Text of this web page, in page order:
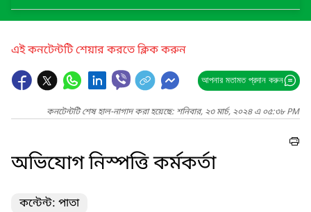
এই কনটেন্টটি শেয়ার করতে ক্লিক করুন
আপনার মতামত প্রদান করুন
কনটেন্টটি শেষ হাল-নাগাদ করা হয়েছে: শনিবার, ২৩ মার্চ, ২০২৪ এ ০৫:৩৮ PM
অভিযোগ নিস্পত্তি কর্মকর্তা
কন্টেন্ট: পাতা